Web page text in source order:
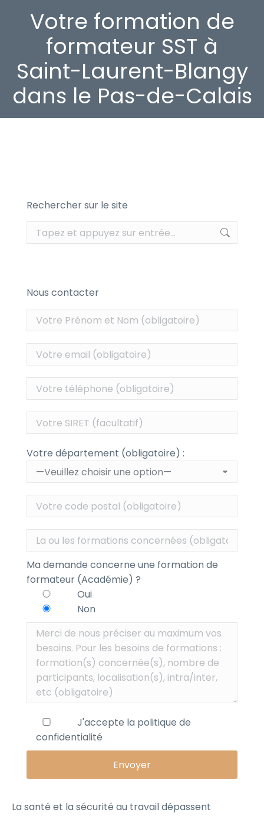
Votre formation de
formateur SST à
Saint-Laurent-Blangy
dans le Pas-de-Calais
Rechercher sur le site
Recherche
:
Nous contacter
Votre département (obligatoire) :
Ma demande concerne une formation de
formateur (Académie) ?
Oui
Non
J'accepte la politique de
confidentialité
La santé et la sécurité au travail dépassent